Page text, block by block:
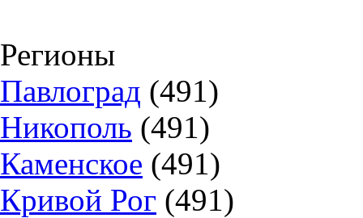
Регионы
Павлоград (491)
Никополь (491)
Каменское (491)
Кривой Рог (491)